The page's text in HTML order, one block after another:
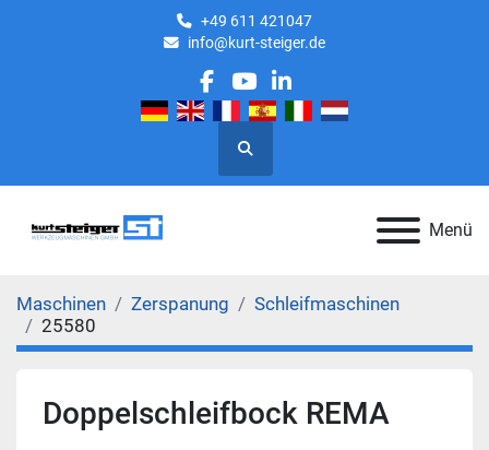
+49 611 421047
info@kurt-steiger.de
facebook
youtube
linkedin
Suche
Menü
Maschinen Zerspanung
Schleifmaschinen
25580
Doppelschleifbock REMA